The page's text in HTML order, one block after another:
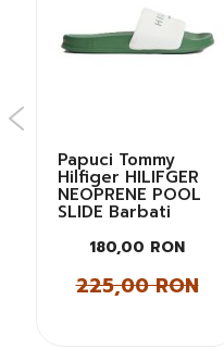
Papuci Tommy
Hilfiger HILIFGER
NEOPRENE POOL
SLIDE Barbati
180,00 RON
225,00 RON